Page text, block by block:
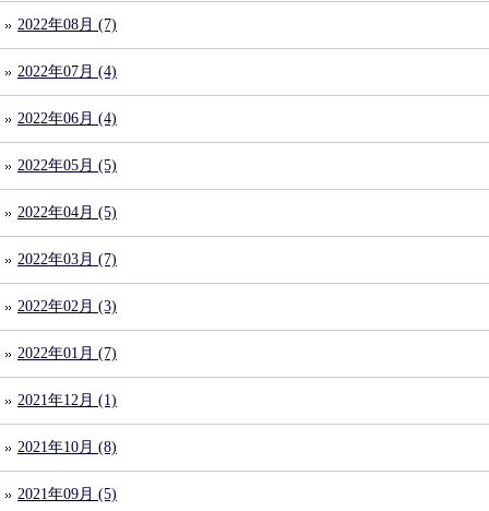
2022年08月 (7)
2022年07月 (4)
2022年06月 (4)
2022年05月 (5)
2022年04月 (5)
2022年03月 (7)
2022年02月 (3)
2022年01月 (7)
2021年12月 (1)
2021年10月 (8)
2021年09月 (5)